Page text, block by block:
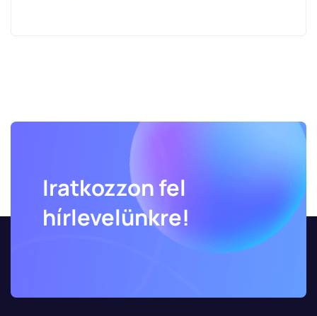
Iratkozzon fel
hírlevelünkre!